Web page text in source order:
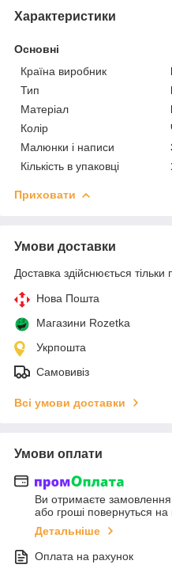
Характеристики
Основні
Країна виробник
Тип
Матеріал
Колір
Малюнки і написи
Кількість в упаковці
Приховати
Умови доставки
Доставка здійснюється тільки
Нова Пошта
Магазини Rozetka
Укрпошта
Самовивіз
Всі умови доставки
Умови оплати
Ви отримаєте замовлення
або гроші повернуться на
Детальніше
Оплата на рахунок